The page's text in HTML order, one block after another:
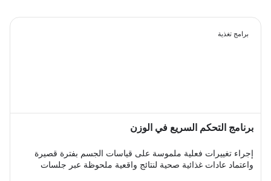
برامج تغذية
برنامج التحكم السريع في الوزن
إجراء تغييرات فعلية ملموسة على قياسات الجسم بفترة قصيرة
واعتماد عادات غذائية صحية لنتائج واقعية ملحوظة عبر جلسات